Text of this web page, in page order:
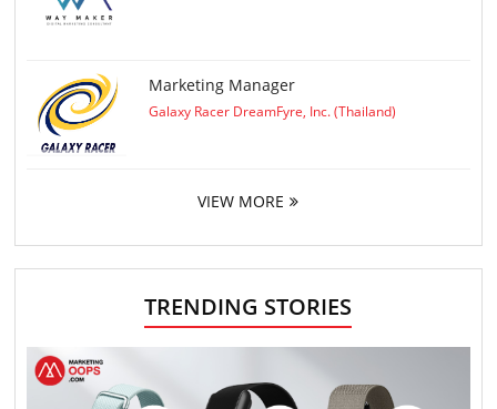
Marketing Manager
Galaxy Racer DreamFyre, Inc. (Thailand)
VIEW MORE
TRENDING STORIES